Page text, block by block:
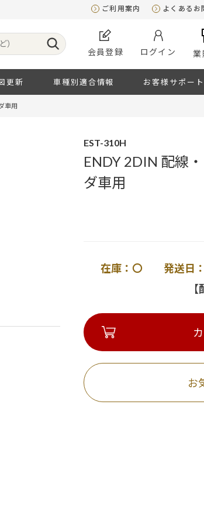
ご利用案内 よくあるお
会員登録 ログイン 業
更新 車種別適合情報 お客様サポート
車用
EST-310H
ENDY 2DIN 配線
ダ車用
在庫：〇 発送日：
お